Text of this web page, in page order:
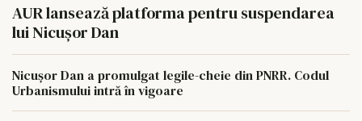
AUR lansează platforma pentru suspendarea
lui Nicușor Dan
Nicușor Dan a promulgat legile-cheie din PNRR. Codul
Urbanismului intră în vigoare